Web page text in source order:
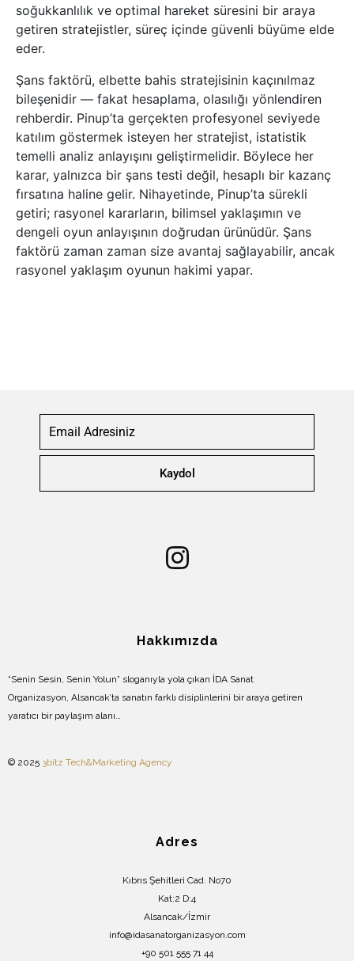
soğukkanlılık ve optimal hareket süresini bir araya
getiren stratejistler, süreç içinde güvenli büyüme elde
eder.
Şans faktörü, elbette bahis stratejisinin kaçınılmaz
bileşenidir — fakat hesaplama, olasılığı yönlendiren
rehberdir. Pinup’ta gerçekten profesyonel seviyede
katılım göstermek isteyen her stratejist, istatistik
temelli analiz anlayışını geliştirmelidir. Böylece her
karar, yalnızca bir şans testi değil, hesaplı bir kazanç
fırsatına haline gelir. Nihayetinde, Pinup’ta sürekli
getiri; rasyonel kararların, bilimsel yaklaşımın ve
dengeli oyun anlayışının doğrudan ürünüdür. Şans
faktörü zaman zaman size avantaj sağlayabilir, ancak
rasyonel yaklaşım oyunun hakimi yapar.
Kaydol
Hakkımızda
“Senin Sesin, Senin Yolun” sloganıyla yola çıkan İDA Sanat
Organizasyon, Alsancak’ta sanatın farklı disiplinlerini bir araya getiren
yaratıcı bir paylaşım alanı…
© 2025 3bitz Tech&Marketing Agency
Adres
Kıbrıs Şehitleri Cad. No70
Kat:2 D:4
Alsancak/İzmir
info@idasanatorganizasyon.com
+90 501 555 71 44